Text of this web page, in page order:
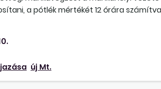
a pótlék mértékét 12 órára számítva
órákra csak 50%?
új Mt.